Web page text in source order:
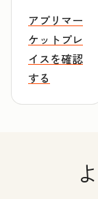
アプリマー
ケットプレ
イスを確認
する